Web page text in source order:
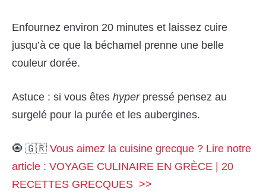
Enfournez environ 20 minutes et laissez cuire
jusqu’à ce que la béchamel prenne une belle
couleur dorée.
Astuce : si vous êtes hyperpressé pensez au
surgelé pour la purée et les aubergines.
🧿 🇬🇷 Vous aimez la cuisine grecque ? Lire notre
article : VOYAGE CULINAIRE EN GRÈCE | 20
RECETTES GRECQUES >>